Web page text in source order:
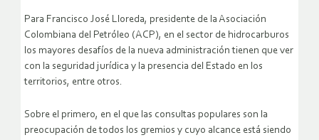
Para Francisco José Lloreda, presidente de la Asociación
Colombiana del Petróleo (ACP), en el sector de hidrocarburos
los mayores desafíos de la nueva administración tienen que ver
con la seguridad jurídica y la presencia del Estado en los
territorios, entre otros.
Sobre el primero, en el que las consultas populares son la
preocupación de todos los gremios y cuyo alcance está siendo